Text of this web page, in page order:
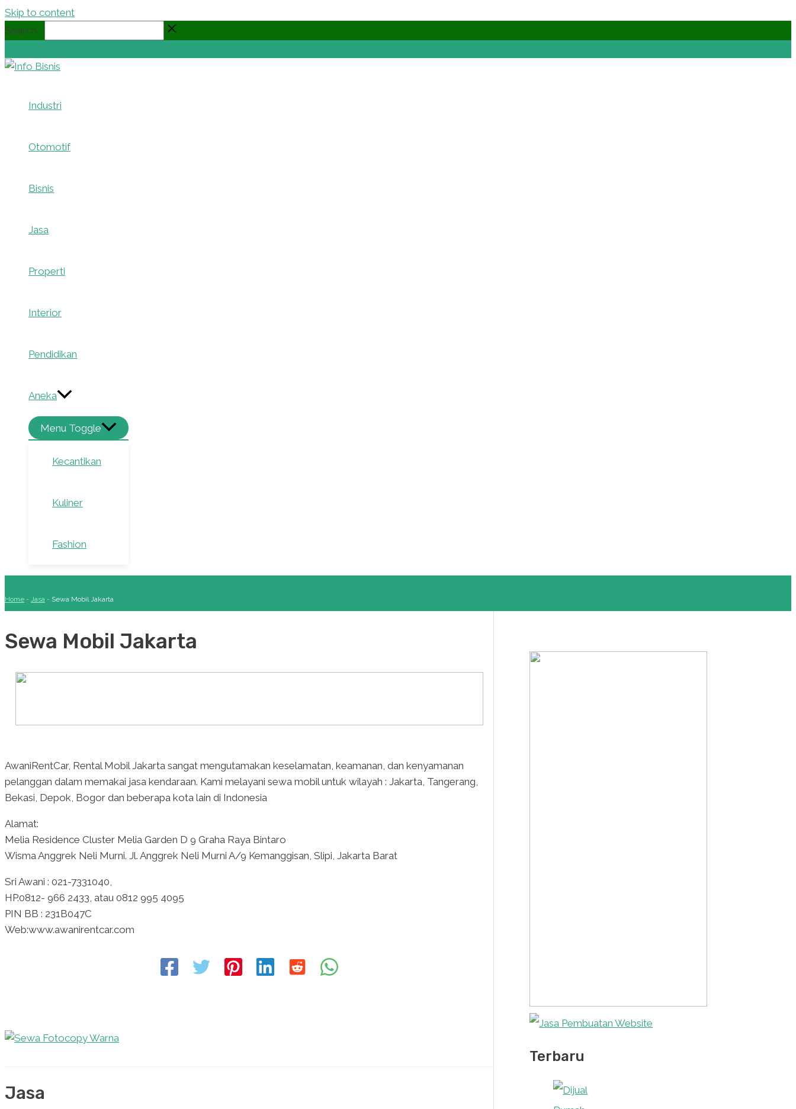
Skip to content
Search...
Industri
Otomotif
Bisnis
Jasa
Properti
Interior
Pendidikan
Aneka
Menu Toggle
Kecantikan
Kuliner
Fashion
Home - Jasa - Sewa Mobil Jakarta
Sewa Mobil Jakarta
AwaniRentCar, Rental Mobil Jakarta sangat mengutamakan keselamatan, keamanan, dan kenyamanan
pelanggan dalam memakai jasa kendaraan. Kami melayani sewa mobil untuk wilayah : Jakarta, Tangerang,
Bekasi, Depok, Bogor dan beberapa kota lain di Indonesia
Alamat:
Melia Residence Cluster Melia Garden D 9 Graha Raya Bintaro
Wisma Anggrek Neli Murni. Jl. Anggrek Neli Murni A/9 Kemanggisan, Slipi, Jakarta Barat
Sri Awani : 021-7331040,
HP.0812- 966 2433, atau 0812 995 4095
PIN BB : 231B047C
Web:www.awanirentcar.com
Jasa
Terbaru